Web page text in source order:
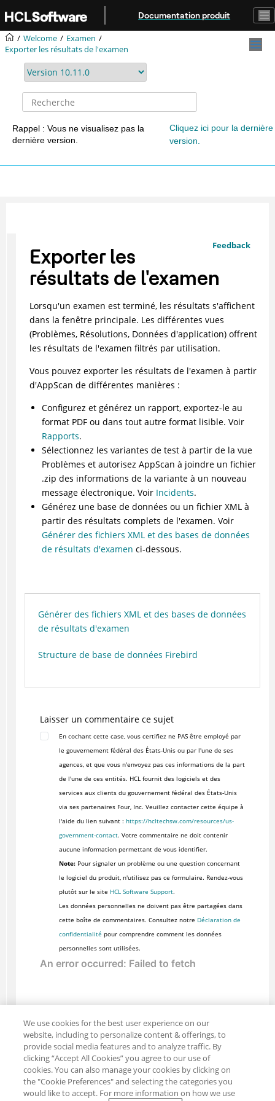
Aller au contenu principal
Documentation produit
Welcome
Examen
Exporter les résultats de l'examen
Rappel : Vous ne visualisez pas la
dernière version.
Cliquez ici pour la dernière
version.
Feedback
Exporter les
résultats de l'examen
Lorsqu'un examen est terminé, les résultats s'affichent
dans la fenêtre principale. Les différentes vues
(Problèmes, Résolutions, Données d'application) offrent
les résultats de l'examen filtrés par utilisation.
Vous pouvez exporter les résultats de l'examen à partir
d'AppScan de différentes manières :
Configurez et générez un rapport, exportez-le au
format PDF ou dans tout autre format lisible. Voir
Rapports.
Sélectionnez les variantes de test à partir de la vue
Problèmes et autorisez AppScan à joindre un fichier
.zip des informations de la variante à un nouveau
message électronique. Voir Incidents.
Générez une base de données ou un fichier XML à
partir des résultats complets de l'examen. Voir
Générer des fichiers XML et des bases de données
de résultats d'examen ci-dessous.
Générer des fichiers XML et des bases de données
de résultats d'examen
Structure de base de données Firebird
Laisser un commentaire ce sujet
En cochant cette case, vous certifiez ne PAS être employé par
le gouvernement fédéral des États-Unis ou par l'une de ses
agences, et que vous n'envoyez pas ces informations de la part
de l'une de ces entités. HCL fournit des logiciels et des
services aux clients du gouvernement fédéral des États-Unis
via ses partenaires Four, Inc. Veuillez contacter cette équipe à
l'aide du lien suivant : https://hcltechsw.com/resources/us-
government-contact. Votre commentaire ne doit contenir
aucune information permettant de vous identifier.
Note:Pour signaler un problème ou une question concernant
le logiciel du produit, n'utilisez pas ce formulaire. Rendez-vous
plutôt sur le site HCL Software Support.
Les données personnelles ne doivent pas être partagées dans
cette boîte de commentaires. Consultez notre Déclaration de
confidentialité pour comprendre comment les données
personnelles sont utilisées.
We use cookies for the best user experience on our
website, including to personalize content & offerings, to
provide social media features and to analyze traffic. By
clicking “Accept All Cookies” you agree to our use of
cookies. You can also manage your cookies by clicking on
the "Cookie Preferences" and selecting the categories you
would like to accept. For more information on how we use